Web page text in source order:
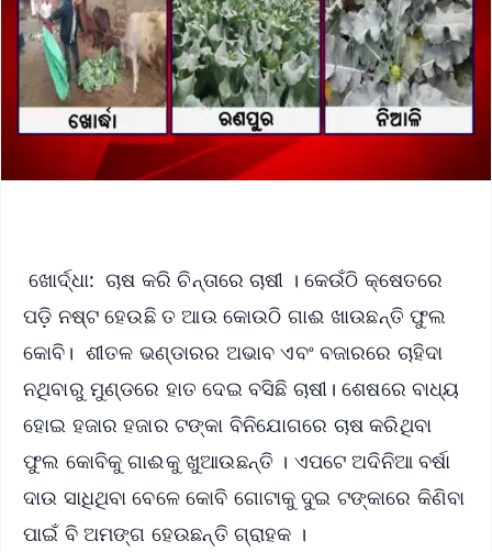
ଖୋର୍ଦ୍ଧା: ଚାଷ କରି ଚିନ୍ତାରେ ଚାଷୀ । କେଉଁଠି କ୍ଷେତରେ
ପଡ଼ି ନଷ୍ଟ ହେଉଛି ତ ଆଉ କୋଉଠି ଗାଈ ଖାଉଛନ୍ତି ଫୁଲ
କୋବି। ଶୀତଳ ଭଣ୍ଡାରର ଅଭାବ ଏବଂ ବଜାରରେ ଚାହିଦା
ନଥିବାରୁ ମୁଣ୍ଡରେ ହାତ ଦେଇ ବସିଛି ଚାଷୀ। ଶେଷରେ ବାଧ୍ୟ
ହୋଇ ହଜାର ହଜାର ଟଙ୍କା ବିନିଯୋଗରେ ଚାଷ କରିଥିବା
ଫୁଲ କୋବିକୁ ଗାଈକୁ ଖୁଆଉଛନ୍ତି । ଏପଟେ ଅଦିନିଆ ବର୍ଷା
ଦାଉ ସାଧିଥିବା ବେଳେ କୋବି ଗୋଟାକୁ ଦୁଇ ଟଙ୍କାରେ କିଣିବା
ପାଇଁ ବି ଅମଙ୍ଗ ହେଉଛନ୍ତି ଗ୍ରାହକ ।